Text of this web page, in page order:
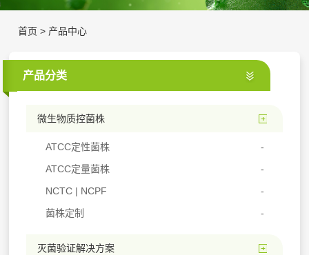
首页 > 产品中心
产品分类
微生物质控菌株
ATCC定性菌株
ATCC定量菌株
NCTC | NCPF
菌株定制
灭菌验证解决方案